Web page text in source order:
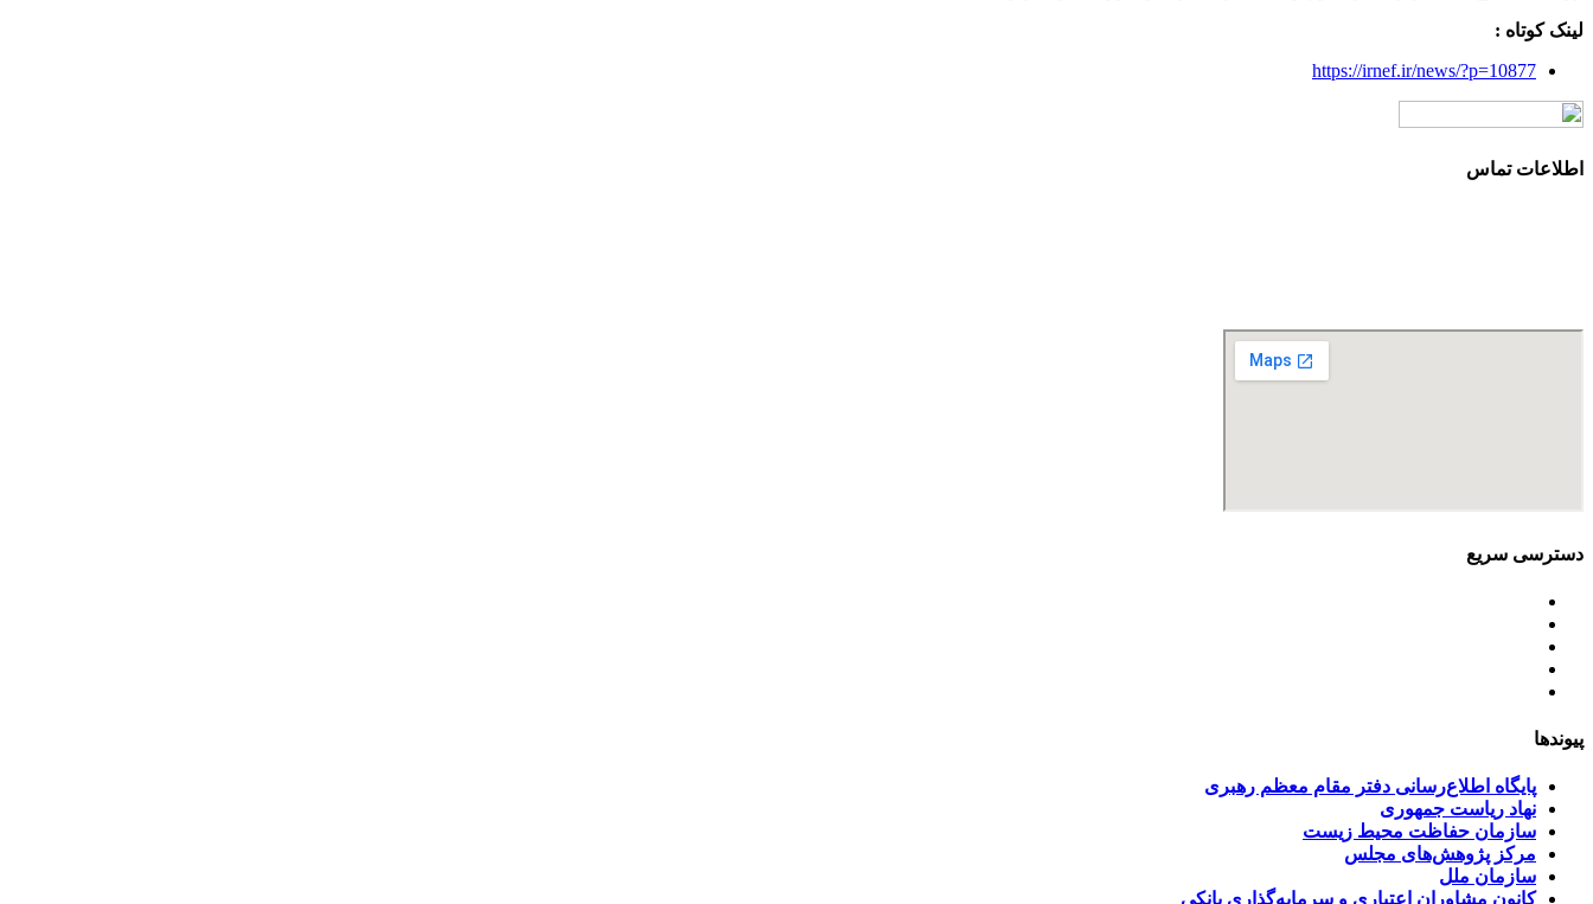
لینک کوتاه :
https://irnef.ir/news/?p=10877
اطلاعات تماس
دسترسی سریع
پیوندها
پایگاه اطلاع‌رسانی دفتر مقام معظم رهبری
نهاد ریاست جمهوری
سازمان حفاظت محیط زیست
مرکز پژوهش‌های مجلس
سازمان ملل
کانون مشاوران اعتباری و سرمایه‌گذاری بانکی